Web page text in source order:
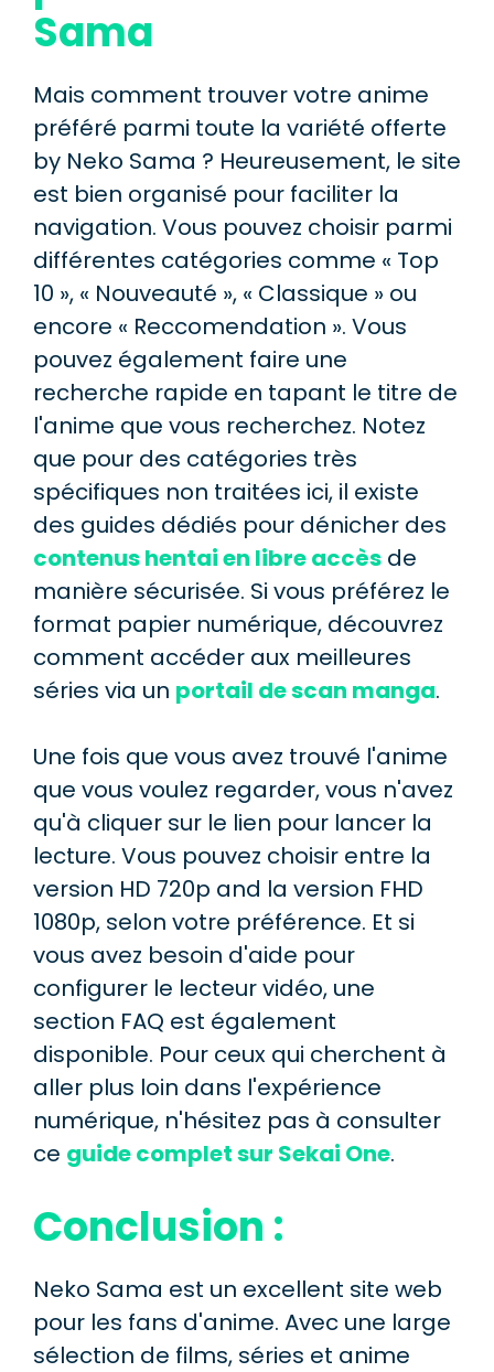
Sama
Mais comment trouver votre anime
préféré parmi toute la variété offerte
by Neko Sama ? Heureusement, le site
est bien organisé pour faciliter la
navigation. Vous pouvez choisir parmi
différentes catégories comme « Top
10 », « Nouveauté », « Classique » ou
encore « Reccomendation ». Vous
pouvez également faire une
recherche rapide en tapant le titre de
l'anime que vous recherchez. Notez
que pour des catégories très
spécifiques non traitées ici, il existe
des guides dédiés pour dénicher des
contenus hentai en libre accès de
manière sécurisée. Si vous préférez le
format papier numérique, découvrez
comment accéder aux meilleures
séries via un portail de scan manga.
Une fois que vous avez trouvé l'anime
que vous voulez regarder, vous n'avez
qu'à cliquer sur le lien pour lancer la
lecture. Vous pouvez choisir entre la
version HD 720p and la version FHD
1080p, selon votre préférence. Et si
vous avez besoin d'aide pour
configurer le lecteur vidéo, une
section FAQ est également
disponible. Pour ceux qui cherchent à
aller plus loin dans l'expérience
numérique, n'hésitez pas à consulter
ce guide complet sur Sekai One.
Conclusion :
Neko Sama est un excellent site web
pour les fans d'anime. Avec une large
sélection de films, séries et anime